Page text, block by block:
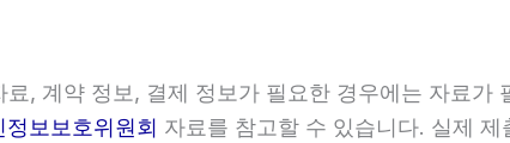
, 계약 정보, 결제 정보가 필요한 경우에는 자료
정보보호위원회 자료를 참고할 수 있습니다. 실제